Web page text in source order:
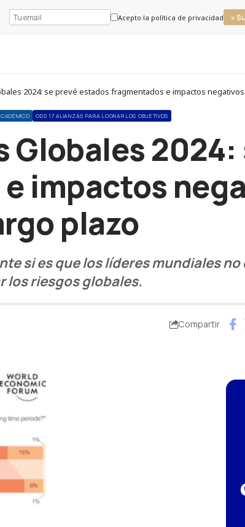
Acepto la política de privacidad »
2024: se prevé estados fragmentados e impactos
ODS 17 ALIANZAS PARA LOGRAR LOS OBJETIVOS
Globales
impactos
plazo
si es que los líderes mundiales
los riesgos globales.
Compartir